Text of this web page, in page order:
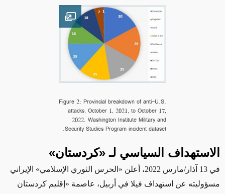
Open image
Figure 2: Provincial breakdown of anti-U.S.
attacks, October 1, 2021, to October 17,
2022. Washington Institute Military and
Security Studies Program incident dataset.
الاستهداف السياسي لـ «كردستان»
في 13 آذار/مارس 2022، أعلن « الحرس الثوري الإسلامي» الإيراني
مسؤوليته عن استهداف فيلا في أربيل، عاصمة «إقليم كردستان